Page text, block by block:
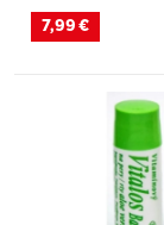
7,99 €